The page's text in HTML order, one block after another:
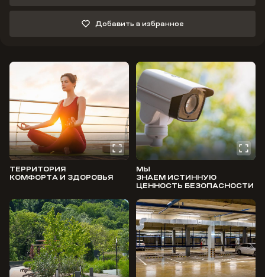
Добавить в избранное
ТЕРРИТОРИЯ
КОМФОРТА И ЗДОРОВЬЯ
МЫ
ЗНАЕМ ИСТИННУЮ
ЦЕННОСТЬ БЕЗОПАСНОСТИ